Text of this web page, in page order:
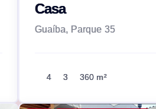
Casa
Guaíba, Parque 35
4 3 360 m²